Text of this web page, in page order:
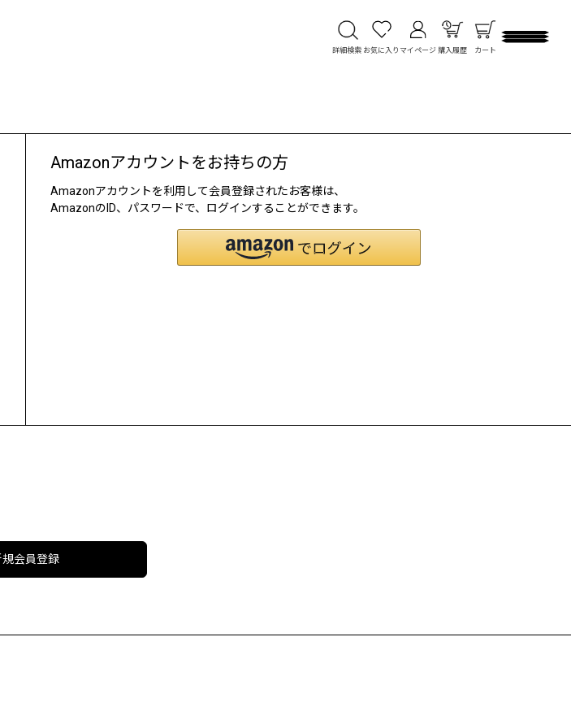
詳細検索 お気に入り マイページ 購入履歴 カート
Amazonアカウントをお持ちの方
Amazonアカウントを利用して会員登録されたお客様は、
AmazonのID、パスワードで、ログインすることができます。